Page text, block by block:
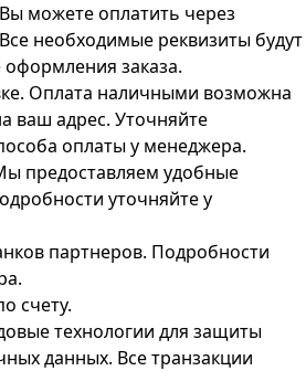
можете оплатить через
необходимые реквизиты будут
заказа.
Оплата наличными возможна
ваш адрес. Уточняйте
оплаты у менеджера.
предоставляем удобные
уточняйте у
партнеров. Подробности
счету.
технологии для защиты
данных. Все транзакции